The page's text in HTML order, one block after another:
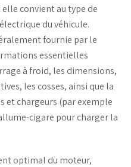
elle convient autype de
du véhicule.
fournie par le
essentielles
à froid, les dimensions,
les cosses, ainsi que la
etchargeurs (par exemple
cigare pourcharger la
optimal du moteur,